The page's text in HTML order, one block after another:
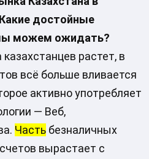
достойные
можем ожидать?
растет, в
всё больше вливается
активно употребляет
— Веб,
Частьбезналичных
вырастает с